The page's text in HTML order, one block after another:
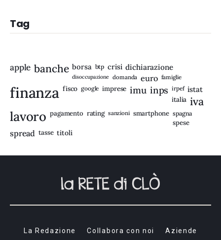
Tag
apple banche borsa btp crisi dichiarazione
disoccupazione domanda euro famiglie
finanza fisco google imprese imu inps irpef istat
italia iva
lavoro pagamento rating sanzioni smartphone spagna
spese
spread tasse titoli
La Redazione Collabora con noi Aziende